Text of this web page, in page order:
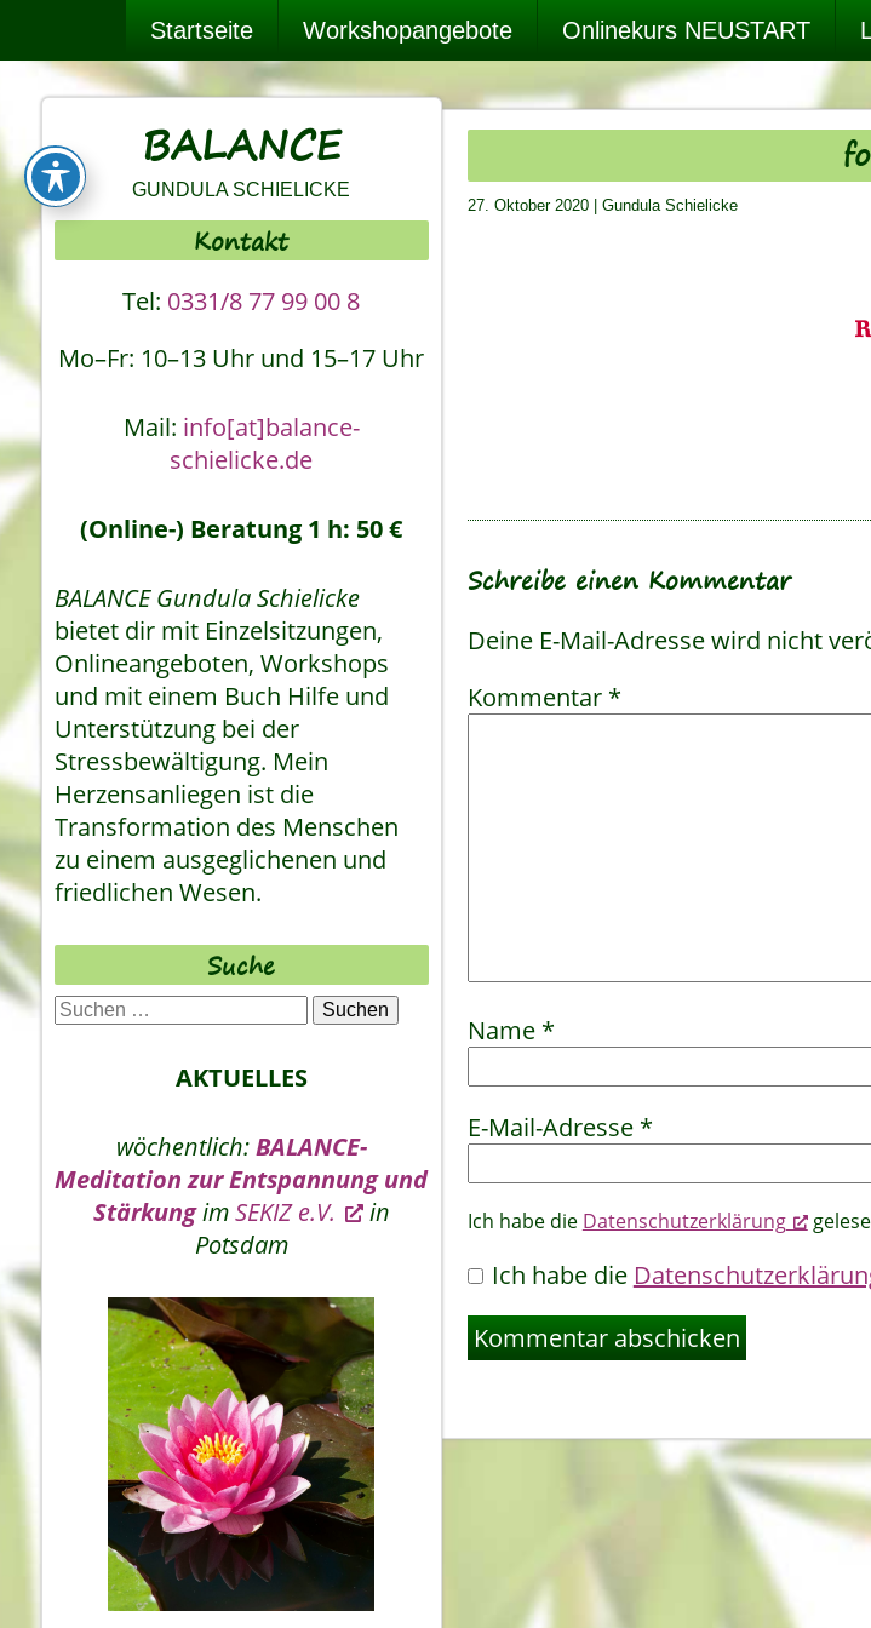
Startseite Workshopangebote Onlinekurs NEUSTART
BALANCE
GUNDULA SCHIELICKE
Kontakt
Tel: 0331/8 77 99 00 8
Mo–Fr: 10–13 Uhr und 15–17 Uhr
Mail: info[at]balance-
schielicke.de
(Online-) Beratung 1 h: 50 €
BALANCE Gundula Schielicke
bietet dir mit Einzelsitzungen,
Onlineangeboten, Workshops
und mit einem Buch Hilfe und
Unterstützung bei der
Stressbewältigung. Mein
Herzensanliegen ist die
Transformation des Menschen
zu einem ausgeglichenen und
friedlichen Wesen.
Suche
Suchen
nach:
AKTUELLES
wöchentlich:BALANCE-
Meditation zur Entspannung und
StärkungimSEKIZ e.V.
in
Potsdam
27. Oktober 2020| Gundula Schielicke
Schreibe einen Kommentar
Deine E-Mail-Adresse wird nicht
Kommentar *
Name *
E-Mail-Adresse *
Ich habe die Datenschutzerklärung
Ich habe die